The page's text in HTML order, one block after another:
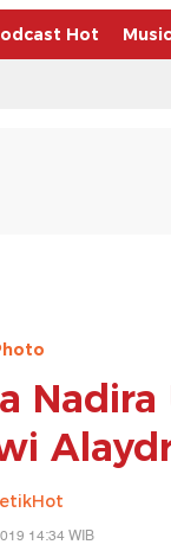
Hot Music
Nadira
14:34 WIB